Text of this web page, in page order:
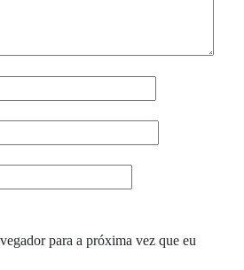
para a próxima vez que eu